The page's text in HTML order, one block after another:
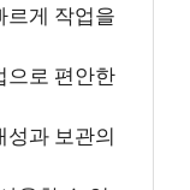
르게 작업을
으로 편안한
성과 보관의